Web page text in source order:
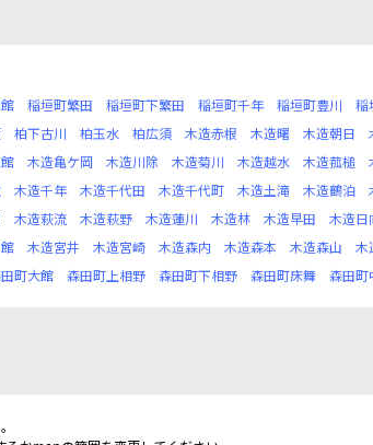
稲垣町繁田 稲垣町下繁田 稲垣町千年 稲垣町豊川 稲
柏下古川 柏玉水 柏広須 木造赤根 木造曙 木造朝日
木造亀ケ岡 木造川除 木造菊川 木造越水 木造菰槌
木造千年 木造千代田 木造千代町 木造土滝 木造鶴泊
木造萩流 木造萩野 木造蓮川 木造林 木造早田 木造日
木造宮井 木造宮崎 木造森内 木造森本 木造森山 木
町大館 森田町上相野 森田町下相野 森田町床舞 森田町